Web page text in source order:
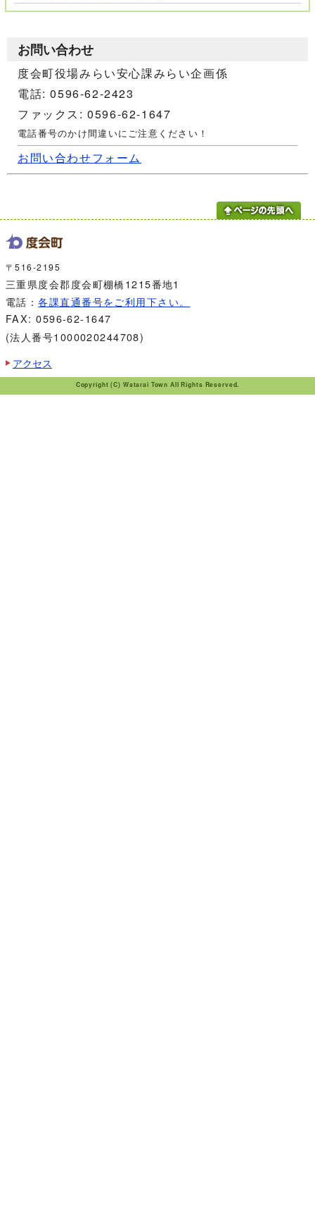
お問い合わせ
度会町役場みらい安心課みらい企画係
電話: 0596-62-2423
ファックス: 0596-62-1647
電話番号のかけ間違いにご注意ください！
お問い合わせフォーム
〒516-2195
三重県度会郡度会町棚橋1215番地1
電話：各課直通番号をご利用下さい。
FAX: 0596-62-1647
(法人番号1000020244708)
アクセス
Copyright (C) Watarai Town All Rights Reserved.